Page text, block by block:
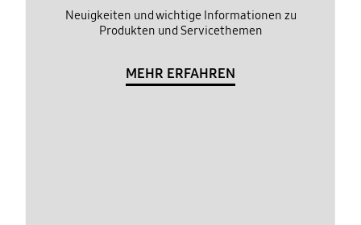
Neuigkeiten und wichtige Informationen zu
Produkten und Servicethemen
MEHR ERFAHREN